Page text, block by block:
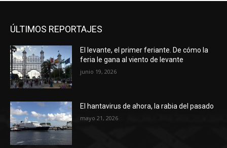
ÚLTIMOS REPORTAJES
El levante, el primer feriante. De cómo la
feria le gana al viento de levante
junio 19, 2026
El hantavirus de ahora, la rabia del pasado
mayo 21, 2026